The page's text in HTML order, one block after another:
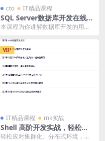
cto IT精品课程
SQL Server数据库开发在线视
频课程-高级篇 | 完结
本课程为你讲解数据库开发的用到
只能输入满足要求的数...
VIP
IT精品课程 mk实战
Shell 高阶开发实战，轻松应
对集群化，分布式环境 | 更新
轻松应对集群化、分布式环境，一